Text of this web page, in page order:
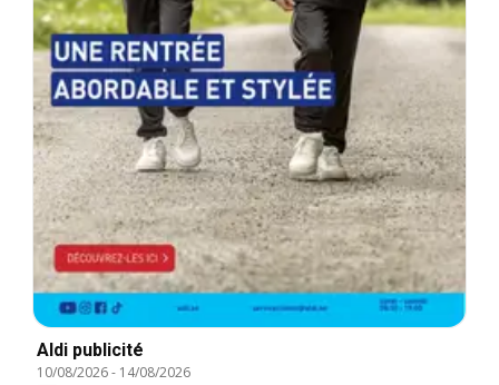
Aldi publicité
10/08/2026- 14/08/2026